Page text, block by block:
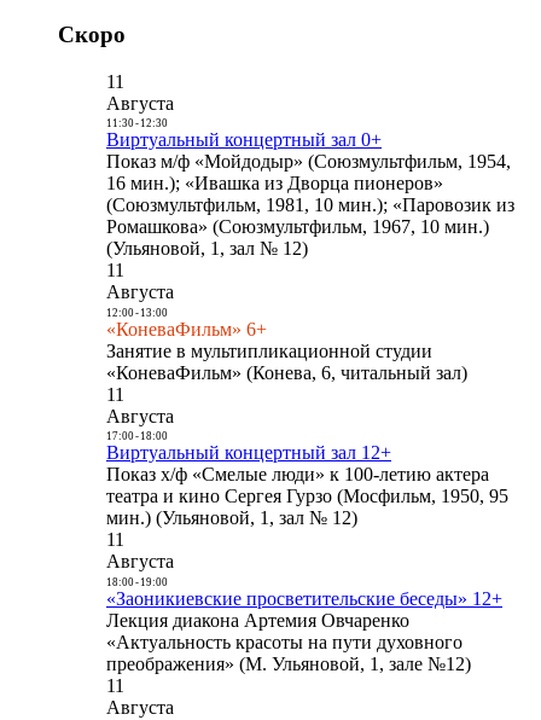
Скоро
11
Августа
11:30- 12:30
Виртуальный концертный зал 0+
Показ м/ф «Мойдодыр» (Союзмультфильм, 1954,
16 мин.); «Ивашка из Дворца пионеров»
(Союзмультфильм, 1981, 10 мин.); «Паровозик из
Ромашкова» (Союзмультфильм, 1967, 10 мин.)
(Ульяновой, 1, зал № 12)
11
Августа
12:00- 13:00
«КоневаФильм» 6+
Занятие в мультипликационной студии
«КоневаФильм» (Конева, 6, читальный зал)
11
Августа
17:00- 18:00
Виртуальный концертный зал 12+
Показ х/ф «Смелые люди» к 100-летию актера
театра и кино Сергея Гурзо (Мосфильм, 1950, 95
мин.) (Ульяновой, 1, зал № 12)
11
Августа
18:00- 19:00
«Заоникиевские просветительские беседы» 12+
Лекция диакона Артемия Овчаренко
«Актуальность красоты на пути духовного
преображения» (М. Ульяновой, 1, зале №12)
11
Августа